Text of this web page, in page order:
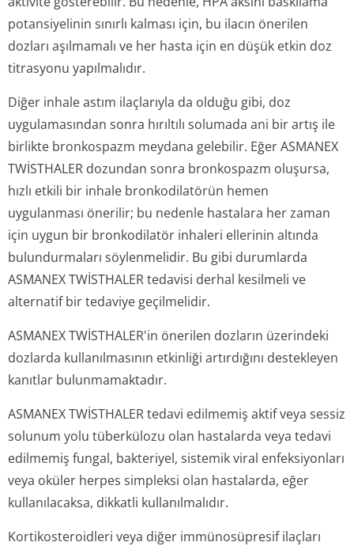
potansiyelinin sınırlı kalması için, bu ilacın önerilen
dozları aşılmamalı ve her hasta için en düşük etkin doz
titrasyonu yapılmalıdır.
Diğer inhale astım ilaçlarıyla da olduğu gibi, doz
uygulamasından sonra hırıltılı solumada ani bir artış ile
birlikte bronkospazm meydana gelebilir. Eğer ASMANEX
TWİSTHALER dozundan sonra bronkospazm oluşursa,
hızlı etkili bir inhale bronkodilatörün hemen
uygulanması önerilir; bu nedenle hastalara her zaman
için uygun bir bronkodilatör inhaleri ellerinin altında
bulundurmaları söylenmelidir. Bu gibi durumlarda
ASMANEX TWİSTHALER tedavisi derhal kesilmeli ve
alternatif bir tedaviye geçilmelidir.
ASMANEX TWİSTHALER'in önerilen dozların üzerindeki
dozlarda kullanılmasının etkinliği artırdığını destekleyen
kanıtlar bulunmamaktadır.
ASMANEX TWİSTHALER tedavi edilmemiş aktif veya sessiz
solunum yolu tüberkülozu olan hastalarda veya tedavi
edilmemiş fungal, bakteriyel, sistemik viral enfeksiyonları
veya oküler herpes simpleksi olan hastalarda, eğer
kullanılacaksa, dikkatli kullanılmalıdır.
Kortikosteroidleri veya diğer immünosüpresif ilaçları